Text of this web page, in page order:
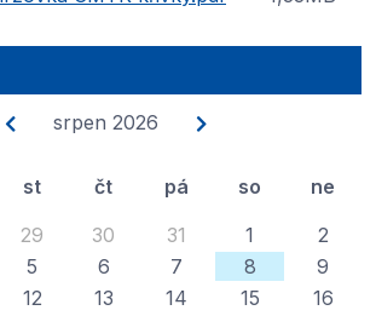
srpen 2026
st čt pá so
ne
29 30 31 1
2
5 6 7 8
9
12 13 14 15
16